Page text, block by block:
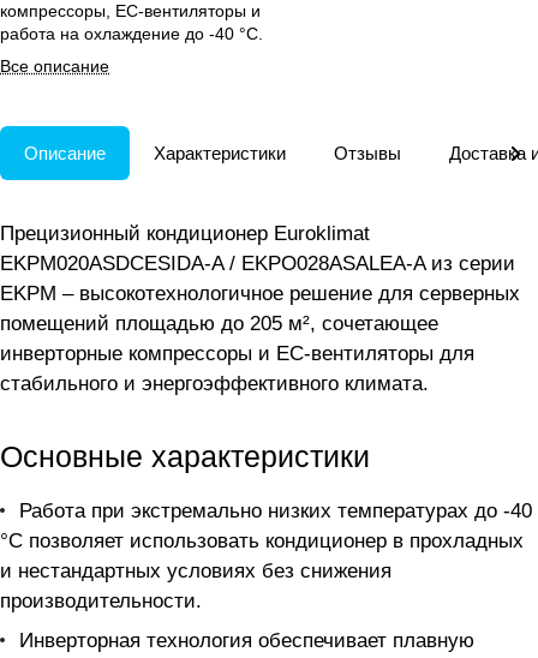
компрессоры, EC-вентиляторы и
работа на охлаждение до -40 °C.
Все описание
Описание Характеристики Отзывы Доставка
Прецизионный кондиционер Euroklimat
EKPM020ASDCESIDA-A / EKPO028ASALEA-A из серии
EKPM – высокотехнологичное решение для серверных
помещений площадью до 205 м², сочетающее
инверторные компрессоры и EC-вентиляторы для
стабильного и энергоэффективного климата.
Основные характеристики
Работа при экстремально низких температурах до -40
°C позволяет использовать кондиционер в прохладных
и нестандартных условиях без снижения
производительности.
Инверторная технология обеспечивает плавную